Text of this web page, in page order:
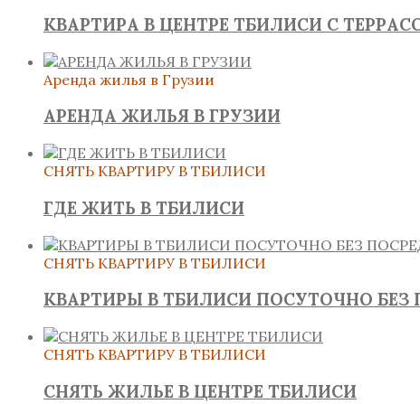
КВАРТИРА В ЦЕНТРЕ ТБИЛИСИ С
Аренда жилья в Грузии
АРЕНДА ЖИЛЬЯ В ГРУЗИИ
СНЯТЬ КВАРТИРУ В ТБИЛИСИ
ГДЕ ЖИТЬ В ТБИЛИСИ
СНЯТЬ КВАРТИРУ В ТБИЛИСИ
КВАРТИРЫ В ТБИЛИСИ ПОСУТОЧНО БЕЗ
СНЯТЬ КВАРТИРУ В ТБИЛИСИ
СНЯТЬ ЖИЛЬЕ В ЦЕНТРЕ ТБИЛИСИ